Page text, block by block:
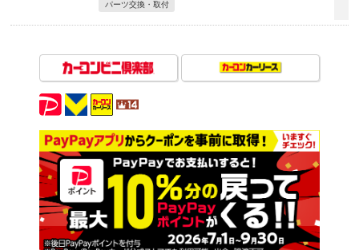
パーツ交換・取付